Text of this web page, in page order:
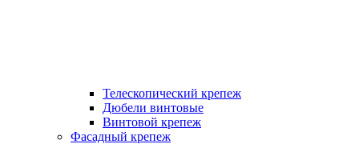
Телескопический крепеж
Дюбели винтовые
Винтовой крепеж
Фасадный крепеж